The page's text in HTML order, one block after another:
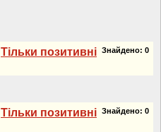
Знайдено: 0
Тiльки позитивнi
Знайдено: 0
Тiльки позитивнi